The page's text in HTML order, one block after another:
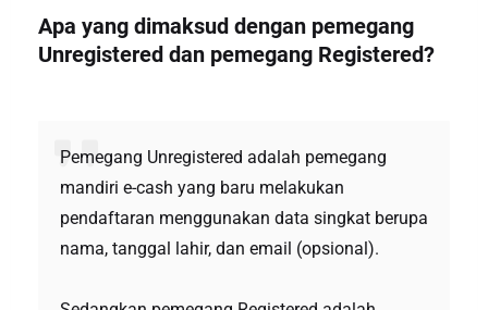
Apa yang dimaksud dengan pemegang
Unregistered dan pemegang Registered?
Pemegang Unregistered adalah pemegang
mandiri e-cash yang baru melakukan
pendaftaran menggunakan data singkat berupa
nama, tanggal lahir, dan email (opsional).